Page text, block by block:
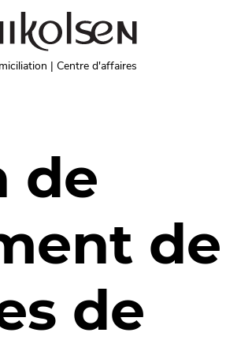
| Centre d'affaires
de
de
de